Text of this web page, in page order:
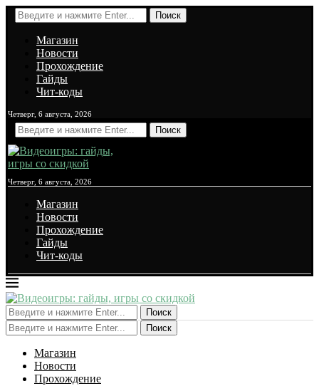
Поиск
Магазин
Новости
Прохождение
Гайды
Чит-коды
Четверг, 6 августа, 2026
Поиск
Четверг, 6 августа, 2026
Магазин
Новости
Прохождение
Гайды
Чит-коды
Поиск
Поиск
Магазин
Новости
Прохождение